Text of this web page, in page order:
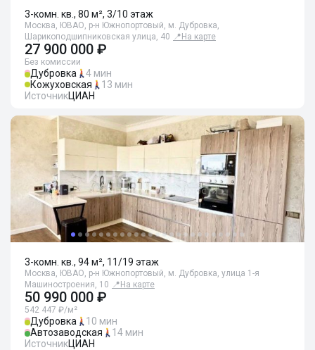
3-комн. кв., 80 м², 3/10 этаж
Москва, ЮВАО, р-н Южнопортовый, м. Дубровка,
Шарикоподшипниковская улица, 40 📍 На карте
27 900 000 ₽
Без комиссии
Дубровка
4 мин
Кожуховская
13 мин
ИсточникЦИАН
3-комн. кв., 94 м², 11/19 этаж
Москва, ЮВАО, р-н Южнопортовый, м. Дубровка, улица 1-я
Машиностроения, 10 📍 На карте
50 990 000 ₽
542 447 ₽/м²
Дубровка
10 мин
Автозаводская
14 мин
ИсточникЦИАН